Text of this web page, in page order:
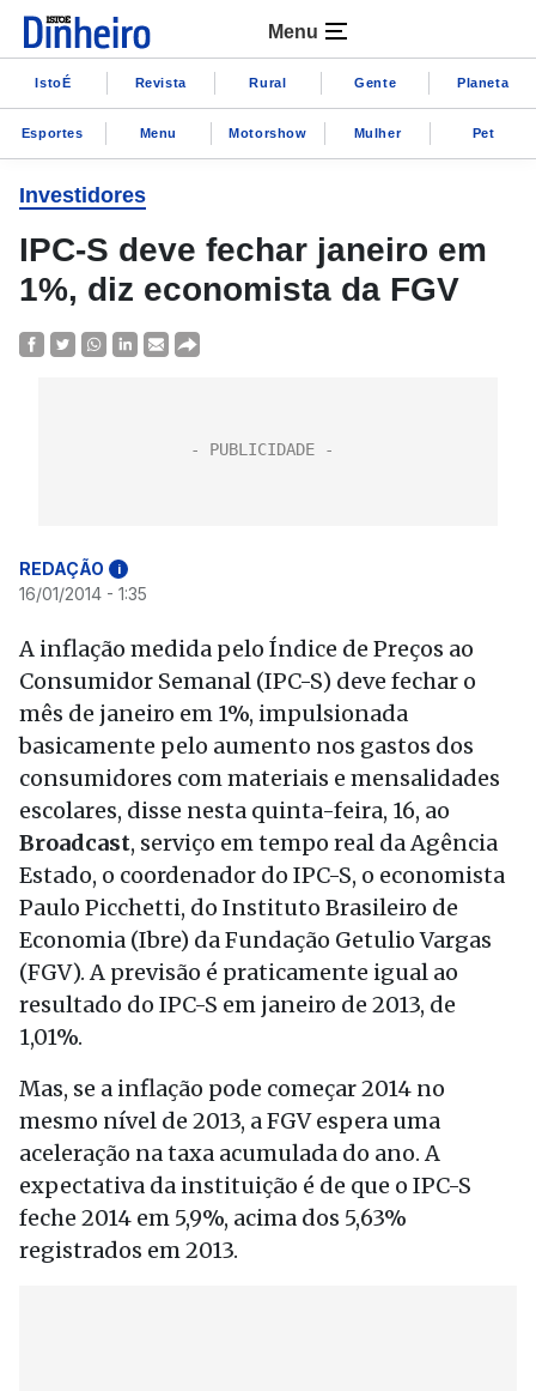
Menu
IstoÉ Revista Rural Gente Planeta
Esportes Menu Motorshow Mulher Pet
Investidores
IPC-S deve fechar janeiro em
1%, diz economista da FGV
REDAÇÃO i
16/01/2014 - 1:35
A inflação medida pelo Índice de Preços ao
Consumidor Semanal (IPC-S) deve fechar o
mês de janeiro em 1%, impulsionada
basicamente pelo aumento nos gastos dos
consumidores com materiais e mensalidades
escolares, disse nesta quinta-feira, 16, ao
Broadcast, serviço em tempo real da Agência
Estado, o coordenador do IPC-S, o economista
Paulo Picchetti, do Instituto Brasileiro de
Economia (Ibre) da Fundação Getulio Vargas
(FGV). A previsão é praticamente igual ao
resultado do IPC-S em janeiro de 2013, de
1,01%.
Mas, se a inflação pode começar 2014 no
mesmo nível de 2013, a FGV espera uma
aceleração na taxa acumulada do ano. A
expectativa da instituição é de que o IPC-S
feche 2014 em 5,9%, acima dos 5,63%
registrados em 2013.